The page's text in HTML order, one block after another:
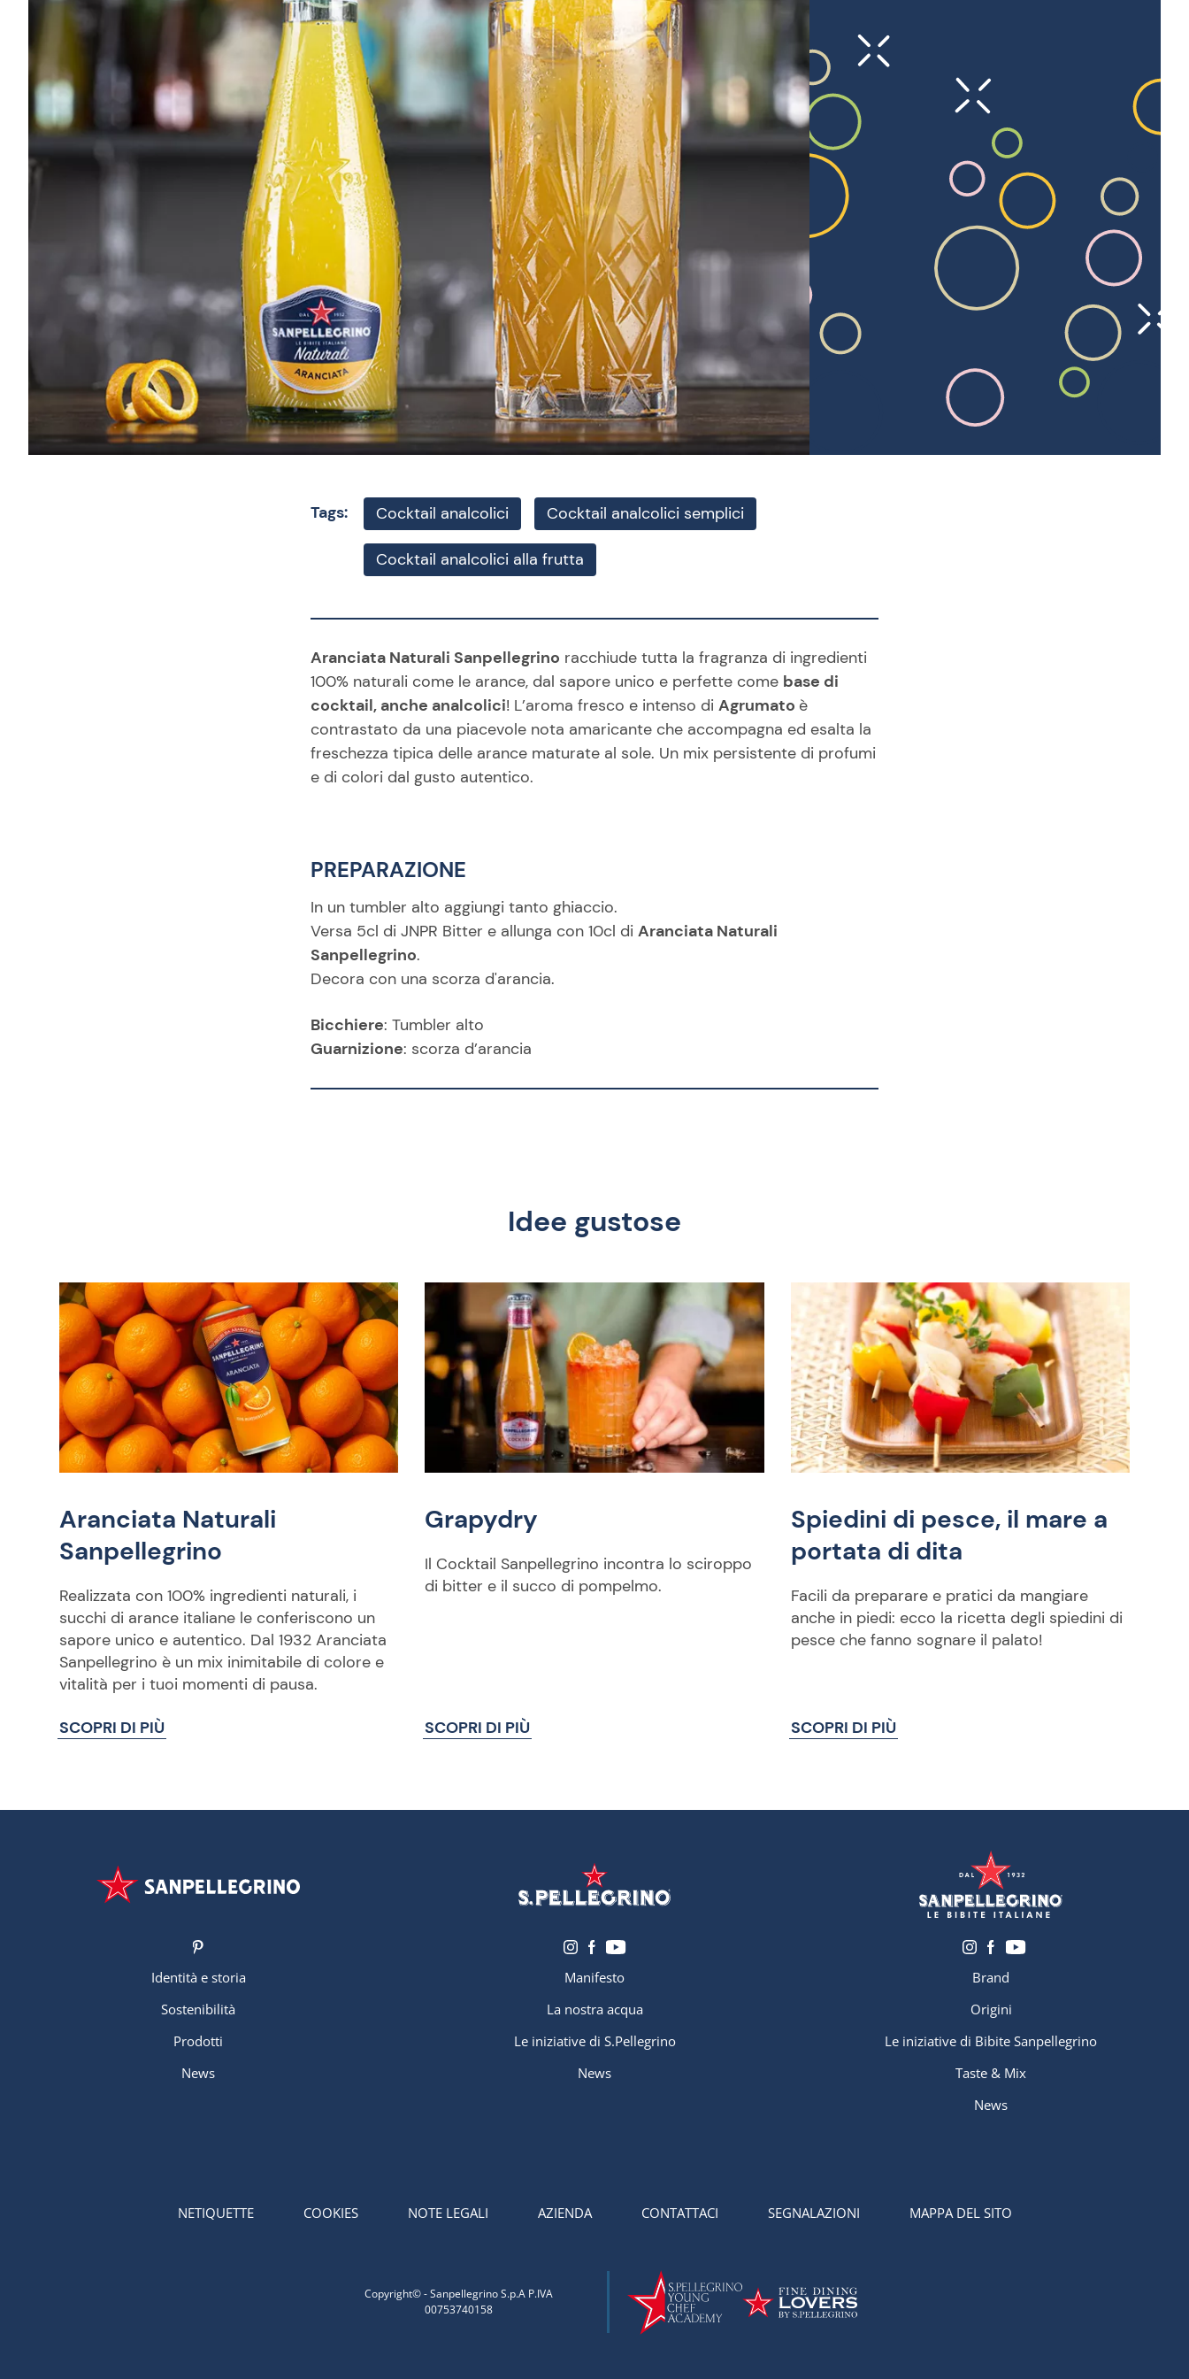
Tags: Cocktail analcolici Cocktail analcolici semplici
Cocktail analcolici alla frutta
Aranciata Naturali Sanpellegrino racchiude tutta la fragranza di ingredienti
100% naturali come le arance, dal sapore unico e perfette come base di
cocktail, anche analcolici! L’aroma fresco e intenso di Agrumato è
contrastato da una piacevole nota amaricante che accompagna ed esalta la
freschezza tipica delle arance maturate al sole. Un mix persistente di profumi
e di colori dal gusto autentico.
PREPARAZIONE
In un tumbler alto aggiungi tanto ghiaccio.
Versa 5cl di JNPR Bitter e allunga con 10cl di Aranciata Naturali
Sanpellegrino.
Decora con una scorza d'arancia.
Bicchiere: Tumbler alto
Guarnizione: scorza d’arancia
Idee gustose
Aranciata Naturali
Sanpellegrino
Realizzata con 100% ingredienti naturali, i
succhi di arance italiane le conferiscono un
sapore unico e autentico. Dal 1932 Aranciata
Sanpellegrino è un mix inimitabile di colore e
vitalità per i tuoi momenti di pausa.
SCOPRI DI PIÙ
Grapydry
Il Cocktail Sanpellegrino incontra lo sciroppo
di bitter e il succo di pompelmo.
SCOPRI DI PIÙ
Spiedini di pesce, il mare a
portata di dita
Facili da preparare e pratici da mangiare
anche in piedi: ecco la ricetta degli spiedini di
pesce che fanno sognare il palato!
SCOPRI DI PIÙ
Identità e storia
Sostenibilità
Prodotti
News
Manifesto
La nostra acqua
Le iniziative di S.Pellegrino
News
Brand
Origini
Le iniziative di Bibite Sanpellegrino
Taste & Mix
News
NETIQUETTE COOKIES NOTE LEGALI AZIENDA CONTATTACI SEGNALAZIONI MAPPA DEL SITO
Copyright© - Sanpellegrino S.p.A P.IVA
00753740158